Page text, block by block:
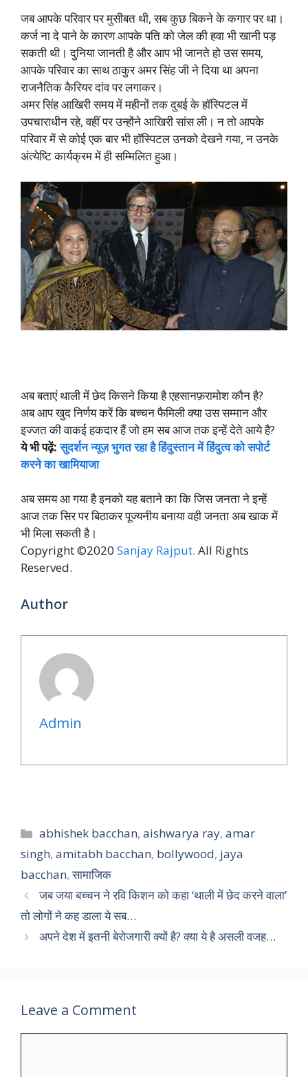
जब आपके परिवार पर मुसीबत थी, सब कुछ बिकने के कगार पर था।
कर्ज ना दे पाने के कारण आपके पति को जेल की हवा भी खानी पड़
सकती थी। दुनिया जानती है और आप भी जानते हो उस समय,
आपके परिवार का साथ ठाकुर अमर सिंह जी ने दिया था अपना
राजनैतिक कैरियर दांव पर लगाकर।
अमर सिंह आखिरी समय में महीनों तक दुबई के हॉस्पिटल में
उपचाराधीन रहे, वहीं पर उन्होंने आखिरी सांस ली। न तो आपके
परिवार में से कोई एक बार भी हॉस्पिटल उनको देखने गया, न उनके
अंत्येष्टि कार्यक्रम में ही सम्मिलित हुआ।
अब बताएं थाली में छेद किसने किया है एहसानफ़रामोश कौन है?
अब आप खुद निर्णय करें कि बच्चन फैमिली क्या उस सम्मान और
इज्जत की वाकई हकदार हैं जो हम सब आज तक इन्हें देते आये है?
ये भी पढ़ें:सुदर्शन न्यूज़ भुगत रहा है हिंदुस्तान में हिंदुत्व को सपोर्ट
करने का खामियाजा
अब समय आ गया है इनको यह बताने का कि जिस जनता ने इन्हें
आज तक सिर पर बिठाकर पूज्यनीय बनाया वही जनता अब खाक में
भी मिला सकती है।
Copyright ©2020 Sanjay Rajput. All Rights
Reserved.
Author
Admin
Categories
abhishek bacchan,aishwarya ray,amar
singh, amitabh bacchan, bollywood, jaya
bacchan,सामाजिक
जब जया बच्चन ने रवि किशन को कहा ‘थाली में छेद करने वाला’
तो लोगों ने कह डाला ये सब…
अपने देश में इतनी बेरोजगारी क्यों है? क्या ये है असली वजह…
Leave a Comment